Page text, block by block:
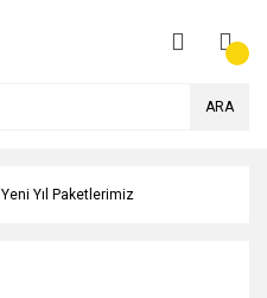
ARA
Yeni Yıl Paketlerimiz